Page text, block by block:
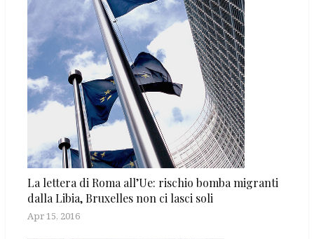
La lettera di Roma all’Ue: rischio bomba migranti
dalla Libia, Bruxelles non ci lasci soli
Apr 15, 2016